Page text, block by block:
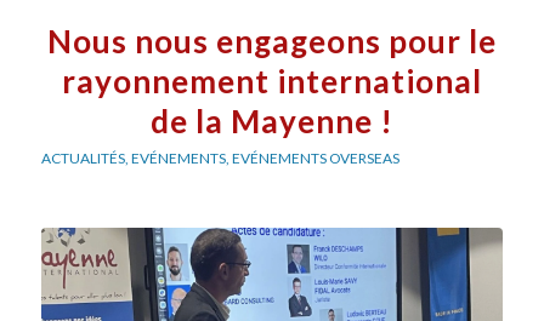
Nous nous engageons pour le
rayonnement international
de la Mayenne !
ACTUALITÉS, EVÉNEMENTS, EVÉNEMENTS OVERSEAS